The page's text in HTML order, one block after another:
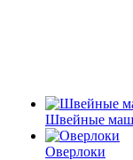
Швейные
Оверлоки